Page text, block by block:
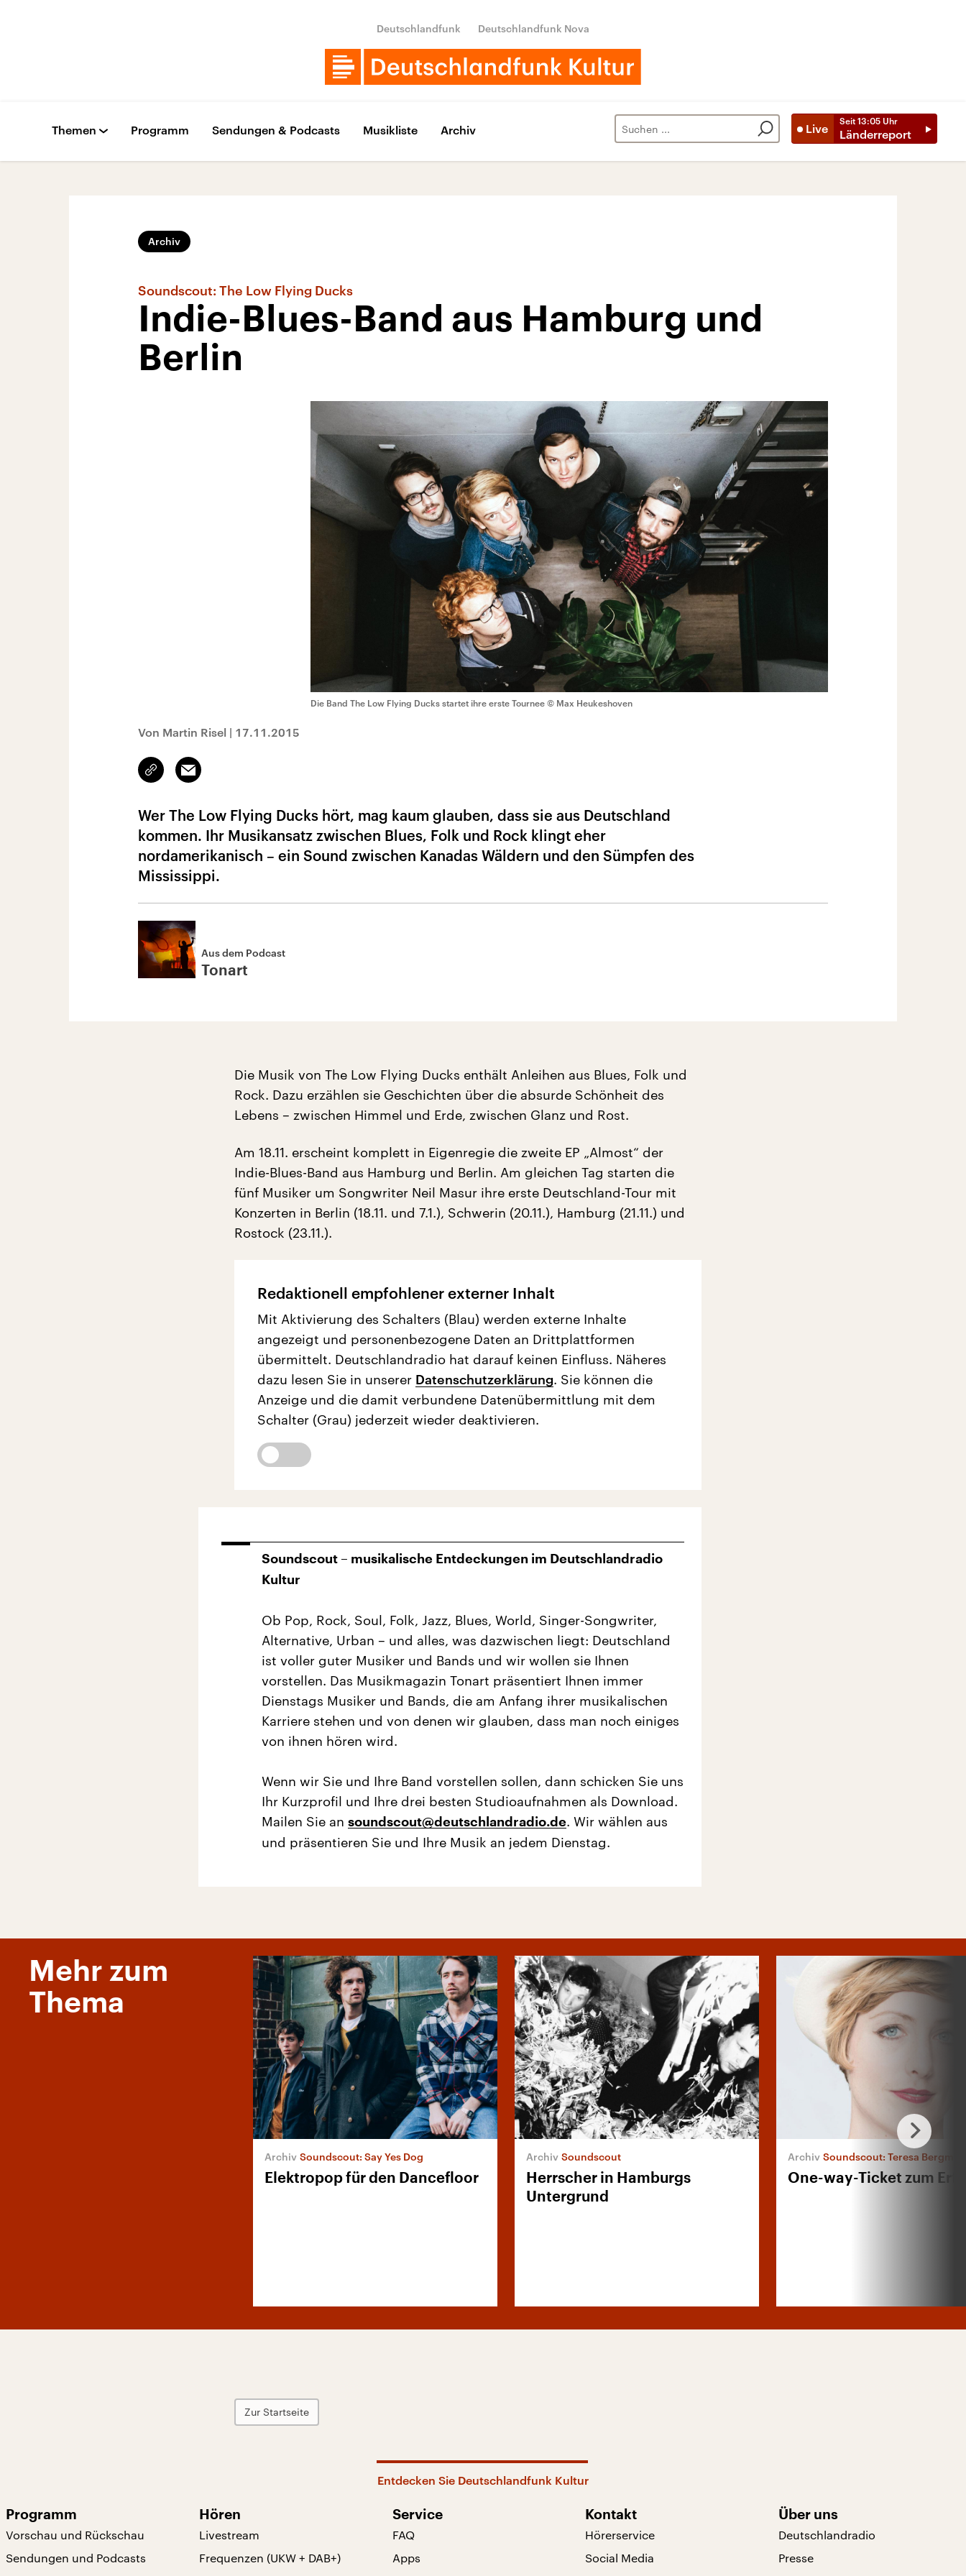
Deutschlandfunk Deutschlandfunk Nova
Live
Seit 13:05 Uhr
Länderreport
Themen Programm Sendungen & Podcasts Musikliste Archiv
Archiv
Soundscout: The Low Flying Ducks
Indie-Blues-Band aus Hamburg und
Berlin
Die Band The Low Flying Ducks startet ihre erste Tournee © Max Heukeshoven
Von Martin Risel | 17.11.2015
Link
kopieren/teilen
Email
Wer The Low Flying Ducks hört, mag kaum glauben, dass sie aus Deutschland
kommen. Ihr Musikansatz zwischen Blues, Folk und Rock klingt eher
nordamerikanisch – ein Sound zwischen Kanadas Wäldern und den Sümpfen des
Mississippi.
Aus dem Podcast
Tonart
Die Musik von The Low Flying Ducks enthält Anleihen aus Blues, Folk und
Rock. Dazu erzählen sie Geschichten über die absurde Schönheit des
Lebens – zwischen Himmel und Erde, zwischen Glanz und Rost.
Am 18.11. erscheint komplett in Eigenregie die zweite EP „Almost“ der
Indie-Blues-Band aus Hamburg und Berlin. Am gleichen Tag starten die
fünf Musiker um Songwriter Neil Masur ihre erste Deutschland-Tour mit
Konzerten in Berlin (18.11. und 7.1.), Schwerin (20.11.), Hamburg (21.11.) und
Rostock (23.11.).
Redaktionell empfohlener externer Inhalt
Mit Aktivierung des Schalters (Blau) werden externe Inhalte
angezeigt und personenbezogene Daten an Drittplattformen
übermittelt. Deutschlandradio hat darauf keinen Einfluss. Näheres
dazu lesen Sie in unserer Datenschutzerklärung. Sie können die
Anzeige und die damit verbundene Datenübermittlung mit dem
Schalter (Grau) jederzeit wieder deaktivieren.
Soundscout – musikalische Entdeckungen im Deutschlandradio
Kultur
Ob Pop, Rock, Soul, Folk, Jazz, Blues, World, Singer-Songwriter,
Alternative, Urban – und alles, was dazwischen liegt: Deutschland
ist voller guter Musiker und Bands und wir wollen sie Ihnen
vorstellen. Das Musikmagazin Tonart präsentiert Ihnen immer
Dienstags Musiker und Bands, die am Anfang ihrer musikalischen
Karriere stehen und von denen wir glauben, dass man noch einiges
von ihnen hören wird.
Wenn wir Sie und Ihre Band vorstellen sollen, dann schicken Sie uns
Ihr Kurzprofil und Ihre drei besten Studioaufnahmen als Download.
Mailen Sie an soundscout@deutschlandradio.de. Wir wählen aus
und präsentieren Sie und Ihre Musik an jedem Dienstag.
Mehr zum
Thema
Soundscout: Say Yes Dog
Elektropop für den Dancefloor
Soundscout
Herrscher in Hamburgs
Untergrund
Soundscout: Teresa Bergman
One-way-Ticket zum
Zur Startseite
Entdecken Sie Deutschlandfunk Kultur
Programm
Vorschau und Rückschau
Sendungen und Podcasts
Hören
Livestream
Frequenzen (UKW + DAB+)
Service
FAQ
Apps
Kontakt
Hörerservice
Social Media
Über uns
Deutschlandradio
Presse